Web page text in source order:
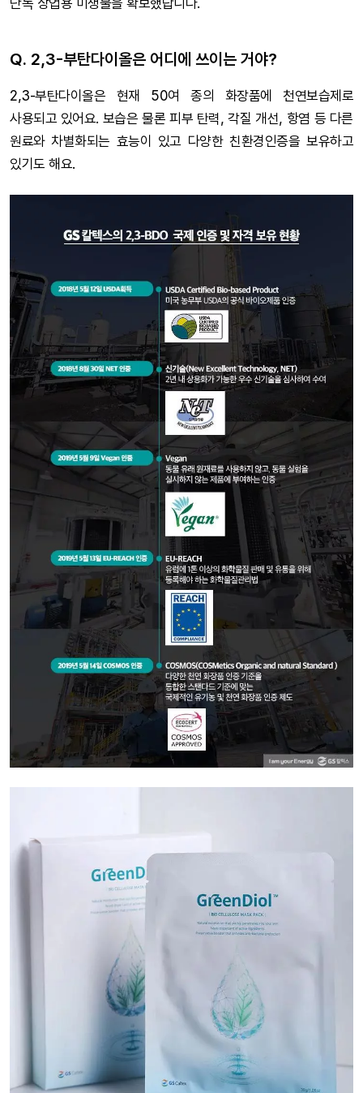
Q. 2,3-부탄다이올은 어디에 쓰이는 거야?
2,3-부탄다이올은 현재 50여 종의 화장품에 천연보습제로
사용되고 있어요. 보습은 물론 피부 탄력, 각질 개선, 항염 등 다른
원료와 차별화되는 효능이 있고 다양한 친환경인증을 보유하고
있기도 해요.